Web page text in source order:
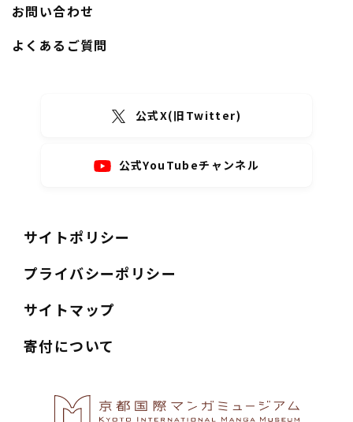
お問い合わせ
よくあるご質問
公式X(旧Twitter)
公式YouTubeチャンネル
サイトポリシー
プライバシーポリシー
サイトマップ
寄付について